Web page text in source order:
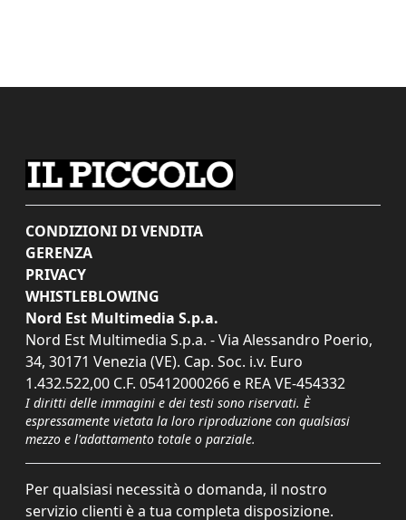
CONDIZIONI DI VENDITA
GERENZA
PRIVACY
WHISTLEBLOWING
Nord Est Multimedia S.p.a.
Nord Est Multimedia S.p.a. - Via Alessandro Poerio,
34, 30171 Venezia (VE). Cap. Soc. i.v. Euro
1.432.522,00 C.F. 05412000266 e REA VE-454332
I diritti delle immagini e dei testi sono riservati. È
espressamente vietata la loro riproduzione con qualsiasi
mezzo e l'adattamento totale o parziale.
Per qualsiasi necessità o domanda, il nostro
servizio clienti è a tua completa disposizione.